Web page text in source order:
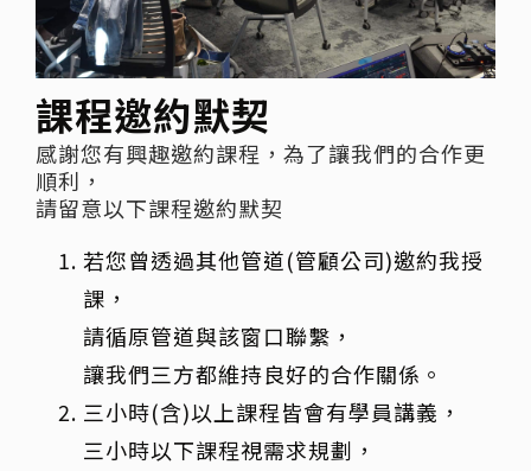
課程邀約默契
感謝您有興趣邀約課程，為了讓我們的合作更
順利，
請留意以下課程邀約默契
若您曾透過其他管道(管顧公司)邀約我授
課，
請循原管道與該窗口聯繫，
讓我們三方都維持良好的合作關係。
三小時(含)以上課程皆會有學員講義，
三小時以下課程視需求規劃，